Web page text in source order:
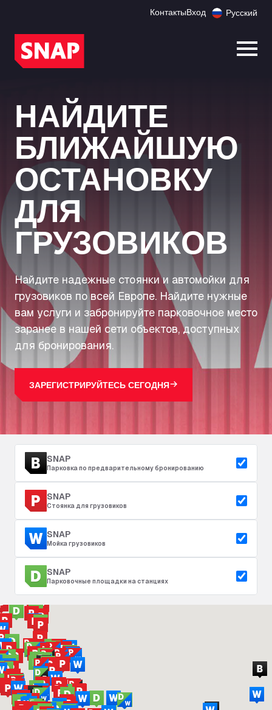
КонтактыВход Русский
НАЙДИТЕ
БЛИЖАЙШУЮ
ОСТАНОВКУ
ДЛЯ
ГРУЗОВИКОВ
Найдите надежные стоянки и автомойки для
грузовиков по всей Европе. Найдите нужные
вам услуги и забронируйте парковочное место
заранее в нашей сети объектов, доступных
для бронирования.
ЗАРЕГИСТРИРУЙТЕСЬ СЕГОДНЯ
SNAP
Парковка по предварительному бронированию
SNAP
Стоянка для грузовиков
SNAP
Мойка грузовиков
SNAP
Парковочные площадки на станциях